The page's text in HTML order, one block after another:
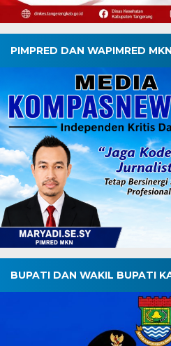
PIMPRED DAN WAPIMRED MKN
BUPATI DAN WAKIL BUPATI